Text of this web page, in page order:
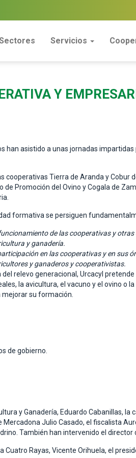
Servicios
Y
han asistido a unas jornadas
cooperativas Tierra de Aranda y Cobur
de Promoción del Ovino y Cogala de
formativa se persiguen
de las cooperativas y
y ganadería.
en las cooperativas y en sus
y ganaderos y cooperativistas.
relevo generacional, Urcacyl
la avicultura, el vacuno y el ovino o
su formación.
de gobierno.
y Ganadería, Eduardo Cabanillas, la
Julio Casado, el fiscalista
También han intervenido el director
Rayas, Vicente Orihuela, el